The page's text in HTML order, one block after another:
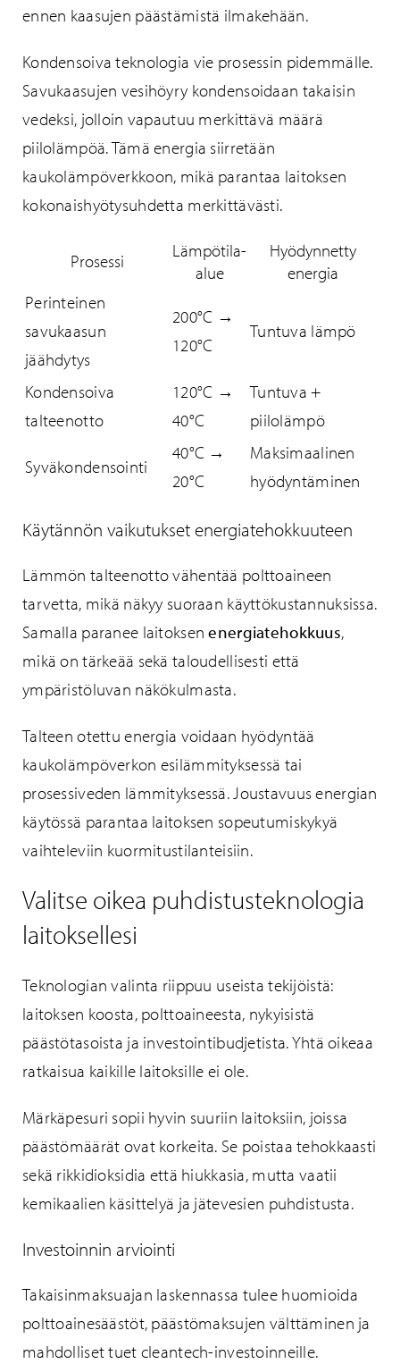
ennen kaasujen päästämistä ilmakehään.
Kondensoiva teknologia vie prosessin pidemmälle.
Savukaasujen vesihöyry kondensoidaan takaisin
vedeksi, jolloin vapautuu merkittävä määrä
piilolämpöä. Tämä energia siirretään
kaukolämpöverkkoon, mikä parantaa laitoksen
kokonaishyötysuhdetta merkittävästi.
Prosessi
Lämpötila-
alue
Hyödynnetty
energia
Perinteinen
savukaasun
jäähdytys
200°C →
120°C
Tuntuva lämpö
Kondensoiva
talteenotto
120°C →
40°C
Tuntuva +
piilolämpö
Syväkondensointi
40°C →
20°C
Maksimaalinen
hyödyntäminen
Käytännön vaikutukset energiatehokkuuteen
Lämmön talteenotto vähentää polttoaineen
tarvetta, mikä näkyy suoraan käyttökustannuksissa.
Samalla paranee laitoksenenergiatehokkuus,
mikä on tärkeää sekä taloudellisesti että
ympäristöluvan näkökulmasta.
Talteen otettu energia voidaan hyödyntää
kaukolämpöverkon esilämmityksessä tai
prosessiveden lämmityksessä. Joustavuus energian
käytössä parantaa laitoksen sopeutumiskykyä
vaihteleviin kuormitustilanteisiin.
Valitse oikea puhdistusteknologia
laitoksellesi
Teknologian valinta riippuu useista tekijöistä:
laitoksen koosta, polttoaineesta, nykyisistä
päästötasoista ja investointibudjetista. Yhtä oikeaa
ratkaisua kaikille laitoksille ei ole.
Märkäpesuri sopii hyvin suuriin laitoksiin, joissa
päästömäärät ovat korkeita. Se poistaa tehokkaasti
sekä rikkidioksidia että hiukkasia, mutta vaatii
kemikaalien käsittelyä ja jätevesien puhdistusta.
Investoinnin arviointi
Takaisinmaksuajan laskennassa tulee huomioida
polttoainesäästöt, päästömaksujen välttäminen ja
mahdolliset tuet cleantech-investoinneille.